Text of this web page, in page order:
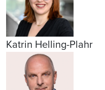
Katrin Helling-Plahr